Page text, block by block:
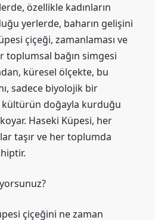
özellikle kadınların
yerlerde, baharın gelişini
çiçeği, zamanlaması ve
toplumsal bağın simgesi
küresel ölçekte, bu
sadece biyolojik bir
doğayla kurduğu
Haseki Küpesi, her
taşır ve her toplumda
çiçeğini ne zaman